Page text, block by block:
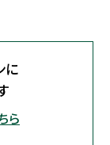
に
ら